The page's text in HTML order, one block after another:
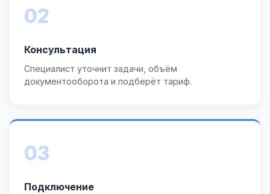
02
Консультация
Специалист уточнит задачи, объём
документооборота и подберёт тариф.
03
Подключение